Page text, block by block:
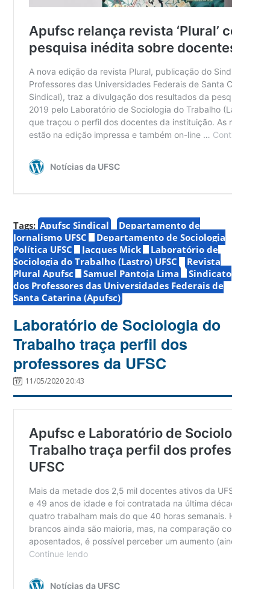
Tags: Apufsc Sindical
Departamento de
Jornalismo UFSC
Departamento de Sociologia
Política UFSC
Jacques Mick
Laboratório de
Sociologia do Trabalho (Lastro) UFSC
Revista
Plural Apufsc
Samuel Pantoja Lima
Sindicato
dos Professores das Universidades Federais de
Santa Catarina (Apufsc)
Laboratório de Sociologia do
Trabalho traça perfil dos
professores da UFSC
11/05/2020 20:43